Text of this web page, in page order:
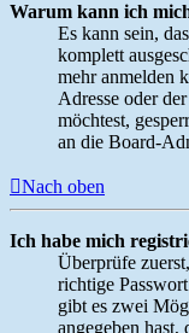
Warum kann ich
Es kann sein,
komplett
mehr anmelden
Adresse oder
möchtest,
an die Board-
Nach oben
Ich habe mich
Überprüfe
richtige
gibt es zwei
angegeben hast,